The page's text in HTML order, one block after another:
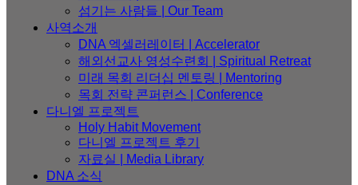
섬기는 사람들 | Our Team
사역소개
DNA 엑셀러레이터​ | Accelerator
해외선교사 영성수련회 | Spiritual Retreat
미래 목회 리더십 멘토링 | Mentoring
목회 전략 콘퍼런스 | Conference
다니엘 프로젝트
Holy Habit Movement
다니엘 프로젝트 후기
자료실 | Media Library
DNA 소식